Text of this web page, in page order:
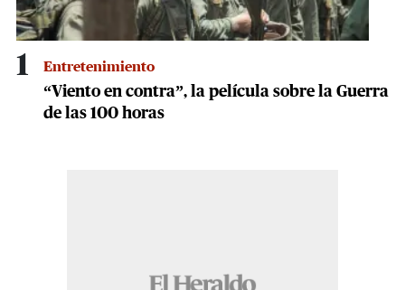
1 Entretenimiento
“Viento en contra”, la película sobre la Guerra
de las 100 horas